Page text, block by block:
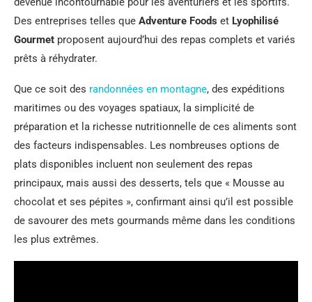
Des entreprises telles que Adventure Foods et Lyophilisé
Gourmet proposent aujourd’hui des repas complets et variés
prêts à réhydrater.
Que ce soit des randonnées en montagne, des expéditions
maritimes ou des voyages spatiaux, la simplicité de
préparation et la richesse nutritionnelle de ces aliments sont
des facteurs indispensables. Les nombreuses options de
plats disponibles incluent non seulement des repas
principaux, mais aussi des desserts, tels que « Mousse au
chocolat et ses pépites », confirmant ainsi qu’il est possible
de savourer des mets gourmands même dans les conditions
les plus extrêmes.